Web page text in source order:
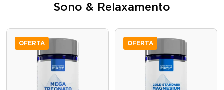
Sono & Relaxamento
OFERTA OFERTA